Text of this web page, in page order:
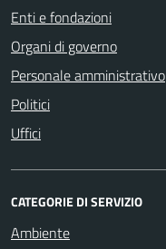
Enti e fondazioni
Organi di governo
Personale amministrativo
Politici
Uffici
CATEGORIE DI SERVIZIO
Ambiente